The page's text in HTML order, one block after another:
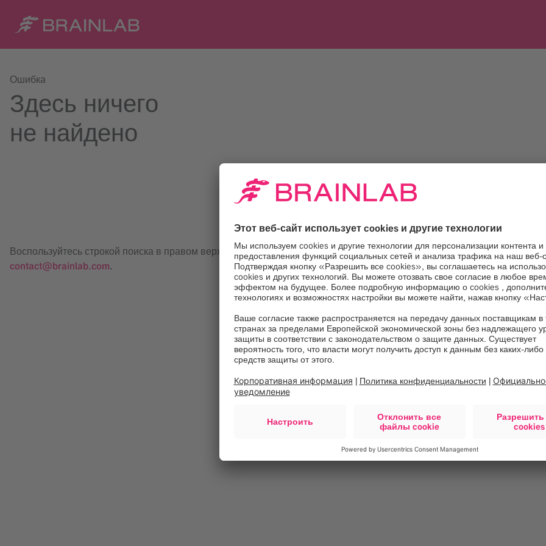
Ошибка
Здесь ничего
не найдено
Воспользуйтесь строкой поиска в правом верхнем углу или свяжитесь с нами по адресу
contact@brainlab.com.